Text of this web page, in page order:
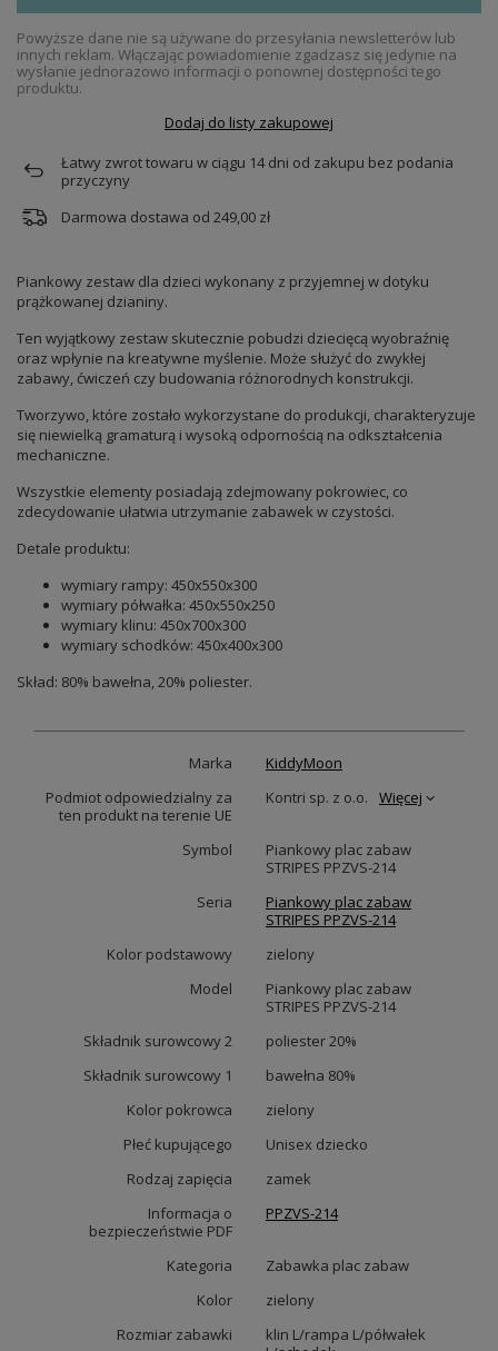
Powyższe dane nie są używane do przesyłania newsletterów lub
innych reklam. Włączając powiadomienie zgadzasz się jedynie na
wysłanie jednorazowo informacji o ponownej dostępności tego
produktu.
Dodaj do listy zakupowej
Łatwy zwrot towaru w ciągu 14dni od zakupu bez podania
przyczyny
Darmowa dostawa od 249,00 zł
Piankowy zestaw dla dzieci wykonany z przyjemnej w dotyku
prążkowanej dzianiny.
Ten wyjątkowy zestaw skutecznie pobudzi dziecięcą wyobraźnię
oraz wpłynie na kreatywne myślenie. Może służyć do zwykłej
zabawy, ćwiczeń czy budowania różnorodnych konstrukcji.
Tworzywo, które zostało wykorzystane do produkcji, charakteryzuje
się niewielką gramaturą i wysoką odpornością na odkształcenia
mechaniczne.
Wszystkie elementy posiadają zdejmowany pokrowiec, co
zdecydowanie ułatwia utrzymanie zabawek w czystości.
Detale produktu:
wymiary rampy: 450x550x300
wymiary półwałka: 450x550x250
wymiary klinu: 450x700x300
wymiary schodków: 450x400x300
Skład: 80% bawełna, 20% poliester.
Marka
KiddyMoon
Podmiot odpowiedzialny za
ten produkt na terenie UE
Kontri sp. z o.o. Więcej
Symbol
Piankowy plac zabaw
STRIPES PPZVS-214
Seria
Piankowy plac zabaw
STRIPES PPZVS-214
Kolor podstawowy
zielony
Model
Piankowy plac zabaw
STRIPES PPZVS-214
Składnik surowcowy 2
poliester 20%
Składnik surowcowy 1
bawełna 80%
Kolor pokrowca
zielony
Płeć kupującego
Unisex dziecko
Rodzaj zapięcia
zamek
Informacja o
bezpieczeństwie PDF
PPZVS-214
Kategoria
Zabawka plac zabaw
Kolor
zielony
Rozmiar zabawki
klin L/rampa L/półwałek